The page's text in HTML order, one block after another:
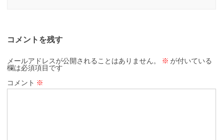
コメントを残す
メールアドレスが公開されることはありません。 ※ が付いている
欄は必須項目です
コメント ※